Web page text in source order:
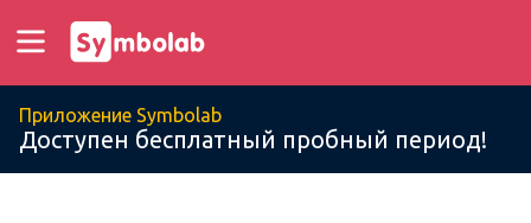
Приложение Symbolab
Доступен бесплатный пробный период!